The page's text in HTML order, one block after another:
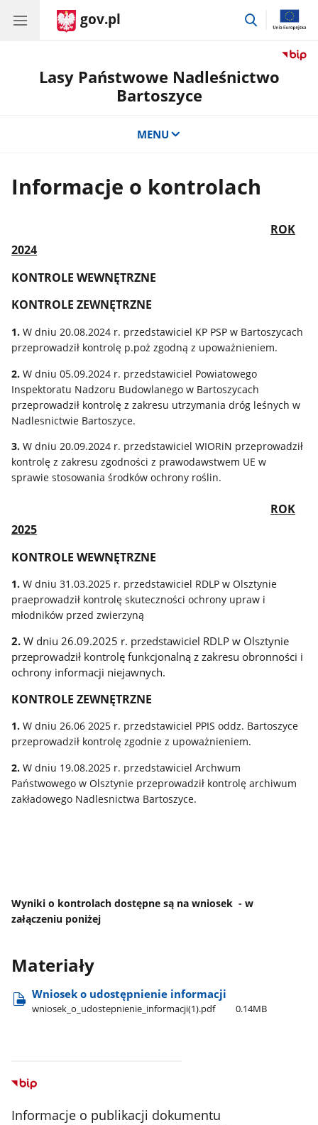
gov.pl
przejdź
Lasy Państwowe Nadleśnictwo
Bartoszyce
MENU
Informacje o kontrolach
ROK
2024
KONTROLE WEWNĘTRZNE
KONTROLE ZEWNĘTRZNE
1. W dniu 20.08.2024 r. przedstawiciel KP PSP w Bartoszycach
przeprowadził kontrolę p.poż zgodną z upoważnieniem.
2. W dniu 05.09.2024 r. przedstawiciel Powiatowego
Inspektoratu Nadzoru Budowlanego w Bartoszycach
przeprowadził kontrolę z zakresu utrzymania dróg leśnych w
Nadlesnictwie Bartoszyce.
3.W dniu 20.09.2024 r. przedstawiciel WIORiN przeprowadził
kontrolę z zakresu zgodności z prawodawstwem UE w
sprawie stosowania środków ochrony roślin.
ROK
2025
KONTROLE WEWNĘTRZNE
1.W dniu 31.03.2025 r. przedstawiciel RDLP w Olsztynie
praeprowadził kontrolę skuteczności ochrony upraw i
młodników przed zwierzyną
2. W dniu 26.09.2025 r. przedstawiciel RDLP w Olsztynie
przeprowadził kontrolę funkcjonalną z zakresu obronności i
ochrony informacji niejawnych.
KONTROLE ZEWNĘTRZNE
1.W dniu 26.06 2025 r. przedstawiciel PPIS oddz. Bartoszyce
przeprowadził kontrolę zgodnie z upoważnieniem.
2. W dniu 19.08.2025 r. przedstawiciel Archwum
Państwowego w Olsztynie przeprowadził kontrolę archiwum
zakładowego Nadlesnictwa Bartoszyce.
Wyniki o kontrolach dostępne są na wniosek - w
załączeniu poniżej
Materiały
Wniosek o udostępnienie informacji
wniosek​_o​_udostepnienie​_informacji(1).pdf 0.14MB
Informacje o publikacji dokumentu